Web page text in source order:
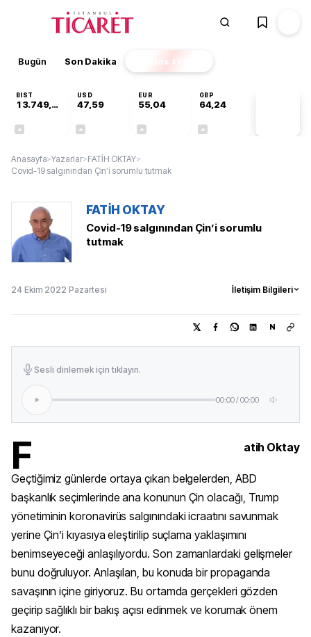
Bugün Son Dakika Finans EKSTRA
BIST
13.749,18
USD
47,59
EUR
55,04
GBP
64,24
Anasayfa>Yazarlar>FATİH OKTAY>
Covid-19 salgınından Çin’i sorumlu tutmak
FATİH OKTAY
Covid-19 salgınından Çin’i sorumlu
tutmak
24 Ekim 2022 Pazartesi İletişim Bilgileri
N
Sesli dinlemek için tıklayın.
00:00/00:00
F atih Oktay
Geçtiğimiz günlerde ortaya çıkan belgelerden, ABD
başkanlık seçimlerinde ana konunun Çin olacağı, Trump
yönetiminin koronavirüs salgınındaki icraatını savunmak
yerine Çin’i kıyasıya eleştirilip suçlama yaklaşımını
benimseyeceği anlaşılıyordu. Son zamanlardaki gelişmeler
bunu doğruluyor. Anlaşılan, bu konuda bir propaganda
savaşının içine giriyoruz. Bu ortamda gerçekleri gözden
geçirip sağlıklı bir bakış açısı edinmek ve korumak önem
kazanıyor.